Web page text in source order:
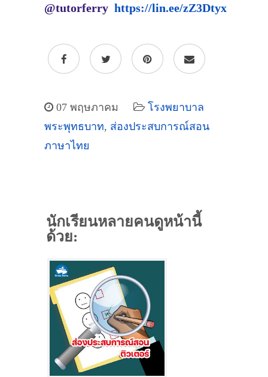
@tutorferry https://lin.ee/zZ3Dtyx
07 พฤษภาคม
โรงพยาบาล
พระพุทธบาท, ส่องประสบการณ์สอน
ภาษาไทย
นักเรียนหลายคนดูหน้านี้
ด้วย: